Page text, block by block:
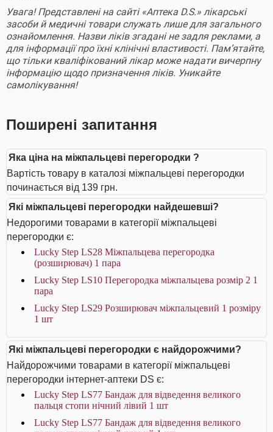
Увага! Представлені на сайті «Аптека D.S.» лікарські
засоби й медичні товари служать лише для загального
ознайомлення. Назви ліків згадані не задля реклами, а
для інформації про їхні клінічні властивості. Пам’ятайте,
що тільки кваліфікований лікар може надати вичерпну
інформацію щодо призначення ліків. Уникайте
самолікування!
Поширені запитання
Яка ціна на міжпальцеві перегородки ?
Вартість товару в каталозі міжпальцеві перегородки
починається від 139 грн.
Які міжпальцеві перегородки найдешевші?
Недорогими товарами в категорії міжпальцеві
перегородки є:
Lucky Step LS28 Міжпальцева перегородка
(розширювач) 1 пара
Lucky Step LS10 Перегородка міжпальцева розмір 2 1
пара
Lucky Step LS29 Розширювач міжпальцевий 1 розміру
1 шт
Які міжпальцеві перегородки є найдорожчими?
Найдорожчими товарами в категорії міжпальцеві
перегородки інтернет-аптеки DS є:
Lucky Step LS77 Бандаж для відведення великого
пальця стопи нічний лівий 1 шт
Lucky Step LS77 Бандаж для відведення великого